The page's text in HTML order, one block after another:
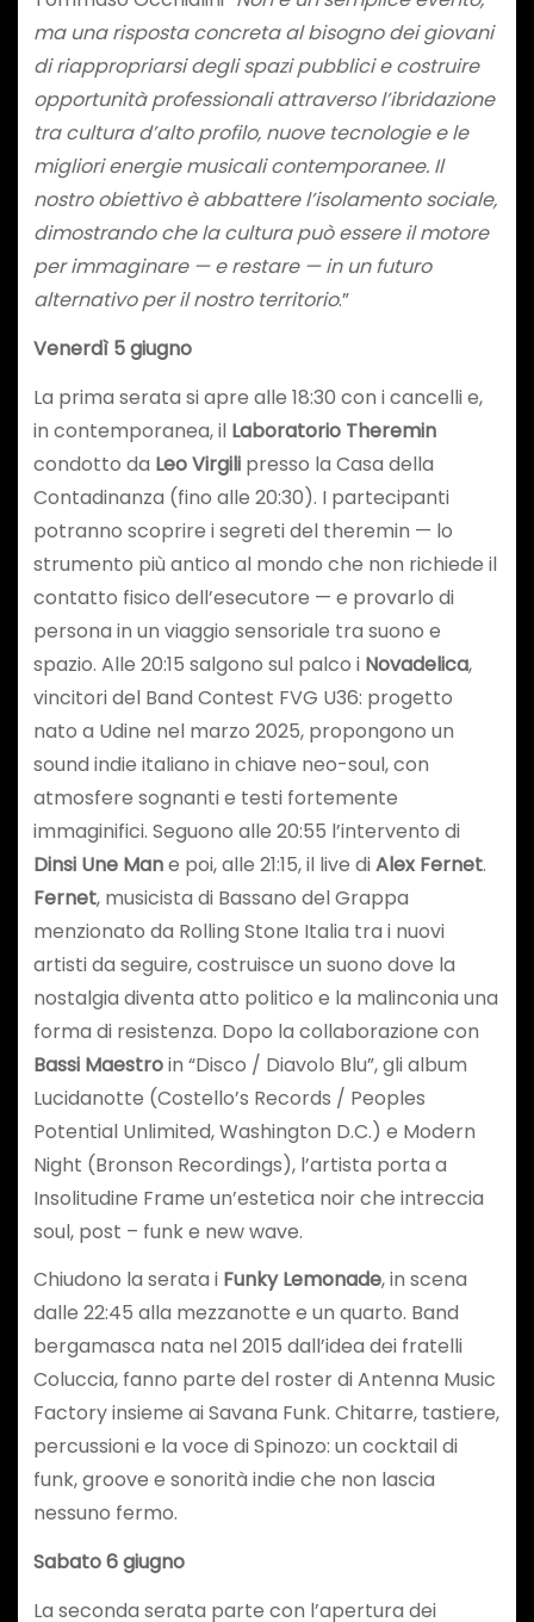
ma una risposta concreta al bisogno dei giovani
di riappropriarsi degli spazi pubblici e costruire
opportunità professionali attraverso l’ibridazione
tra cultura d’alto profilo, nuove tecnologie e le
migliori energie musicali contemporanee. Il
nostro obiettivo è abbattere l’isolamento sociale,
dimostrando che la cultura può essere il motore
per immaginare — e restare — in un futuro
alternativo per il nostro territorio.”
Venerdì 5 giugno
La prima serata si apre alle 18:30 con i cancelli e,
in contemporanea, il Laboratorio Theremin
condotto da Leo Virgilipresso la Casa della
Contadinanza (fino alle 20:30). I partecipanti
potranno scoprire i segreti del theremin — lo
strumento più antico al mondo che non richiede il
contatto fisico dell’esecutore — e provarlo di
persona in un viaggio sensoriale tra suono e
spazio. Alle 20:15 salgono sul palco i Novadelica,
vincitori del Band Contest FVG U36: progetto
nato a Udine nel marzo 2025, propongono un
sound indie italiano in chiave neo-soul, con
atmosfere sognanti e testi fortemente
immaginifici. Seguono alle 20:55 l’intervento di
Dinsi Une Mane poi, alle 21:15, il live diAlex Fernet.
Fernet, musicista di Bassano del Grappa
menzionato da Rolling Stone Italia tra i nuovi
artisti da seguire, costruisce un suono dove la
nostalgia diventa atto politico e la malinconia una
forma di resistenza. Dopo la collaborazione con
Bassi Maestroin “Disco / Diavolo Blu”, gli album
Lucidanotte (Costello’s Records / Peoples
Potential Unlimited, Washington D.C.) e Modern
Night (Bronson Recordings), l’artista porta a
Insolitudine Frame un’estetica noir che intreccia
soul, post – funk e new wave.
Chiudono la serata i Funky Lemonade, in scena
dalle 22:45 alla mezzanotte e un quarto. Band
bergamasca nata nel 2015 dall’idea dei fratelli
Coluccia, fanno parte del roster di Antenna Music
Factory insieme ai Savana Funk. Chitarre, tastiere,
percussioni e la voce di Spinozo: un cocktail di
funk, groove e sonorità indie che non lascia
nessuno fermo.
Sabato 6 giugno
La seconda serata parte con l’apertura dei